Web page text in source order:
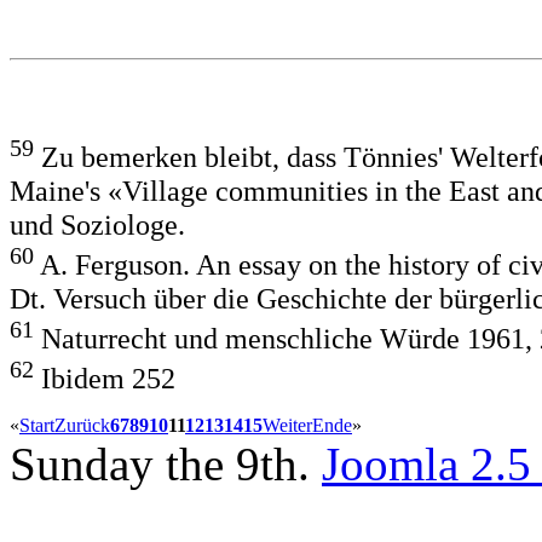
59 Zu bemerken bleibt, dass Tönnies'
Maine's «Village communities in the East
und Soziologe.
60 A. Ferguson. An essay on the history of
Dt. Versuch über die Geschichte der
61 Naturrecht und menschliche Würde 1961,
62 Ibidem 252
«StartZurück6789101112131415WeiterEnde»
Sunday the 9th. Joomla